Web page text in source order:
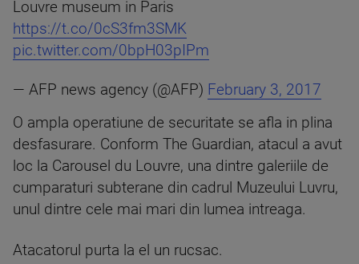
Louvre museum in Paris
https://t.co/0cS3fm3SMK
pic.twitter.com/0bpH03pIPm
— AFP news agency (@AFP) February 3, 2017
O ampla operatiune de securitate se afla in plina
desfasurare. Conform The Guardian, atacul a avut
loc la Carousel du Louvre, una dintre galeriile de
cumparaturi subterane din cadrul Muzeului Luvru,
unul dintre cele mai mari din lumea intreaga.
Atacatorul purta la el un rucsac.